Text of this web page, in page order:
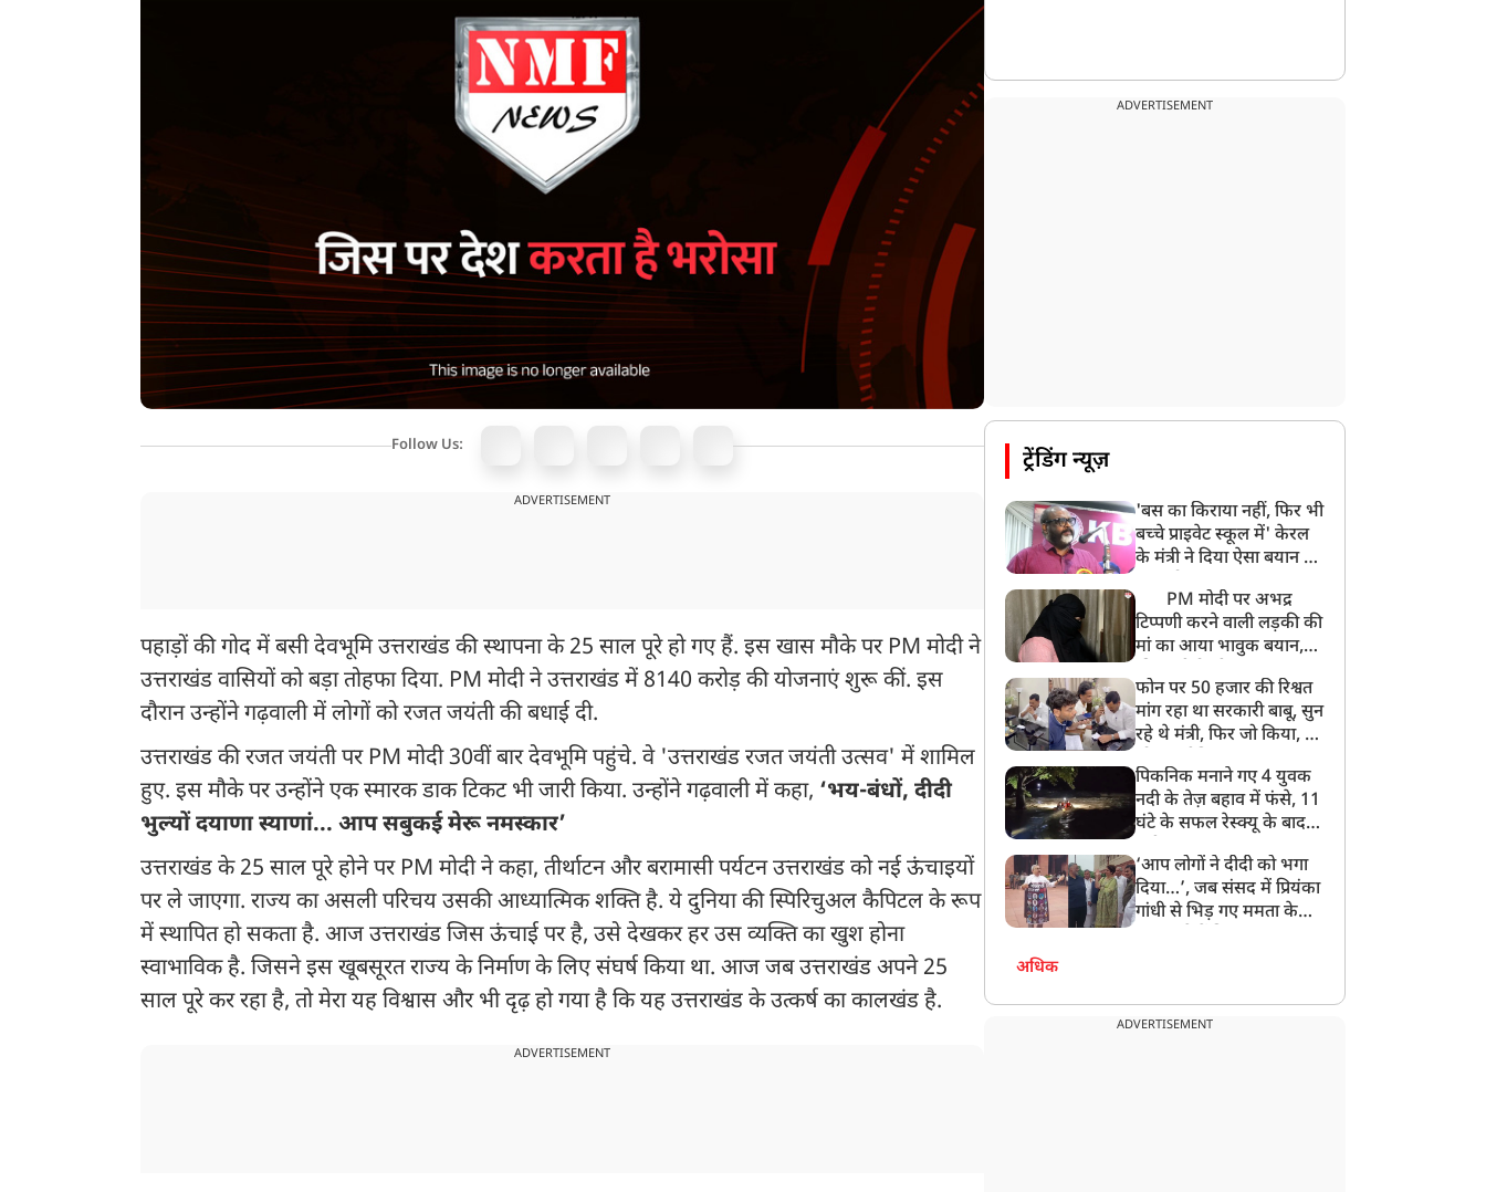
Follow Us:
ADVERTISEMENT
पहाड़ों की गोद में बसी देवभूमि उत्तराखंड की स्थापना के 25 साल पूरे हो गए हैं. इस खास मौके पर PM मोदी ने
उत्तराखंड वासियों को बड़ा तोहफा दिया. PM मोदी ने उत्तराखंड में 8140 करोड़ की योजनाएं शुरू कीं. इस
दौरान उन्होंने गढ़वाली में लोगों को रजत जयंती की बधाई दी.
उत्तराखंड की रजत जयंती पर PM मोदी 30वीं बार देवभूमि पहुंचे. वे 'उत्तराखंड रजत जयंती उत्सव' में शामिल
हुए. इस मौके पर उन्होंने एक स्मारक डाक टिकट भी जारी किया. उन्होंने गढ़वाली में कहा, ‘भय-बंधों, दीदी
भुल्यों दयाणा स्याणां... आप सबुकई मेरू नमस्कार’
उत्तराखंड के 25 साल पूरे होने पर PM मोदी ने कहा, तीर्थाटन और बरामासी पर्यटन उत्तराखंड को नई ऊंचाइयों
पर ले जाएगा. राज्य का असली परिचय उसकी आध्यात्मिक शक्ति है. ये दुनिया की स्पिरिचुअल कैपिटल के रूप
में स्थापित हो सकता है. आज उत्तराखंड जिस ऊंचाई पर है, उसे देखकर हर उस व्यक्ति का खुश होना
स्वाभाविक है. जिसने इस खूबसूरत राज्य के निर्माण के लिए संघर्ष किया था. आज जब उत्तराखंड अपने 25
साल पूरे कर रहा है, तो मेरा यह विश्वास और भी दृढ़ हो गया है कि यह उत्तराखंड के उत्कर्ष का कालखंड है.
ADVERTISEMENT
ADVERTISEMENT
ट्रेंडिंग न्यूज़
'बस का किराया नहीं, फिर भी
बच्चे प्राइवेट स्कूल में' केरल
के मंत्री ने दिया ऐसा बयान की
PM मोदी पर अभद्र
टिप्पणी करने वाली लड़की की
मां का आया भावुक बयान,
बेटी को गोद लें प्रधानमंत्री
फोन पर 50 हजार की रिश्वत
मांग रहा था सरकारी बाबू, सुन
रहे थे मंत्री, फिर जो किया, वो
पिकनिक मनाने गए 4 युवक
नदी के तेज़ बहाव में फंसे, 11
घंटे के सफल रेस्क्यू के बाद
‘आप लोगों ने दीदी को भगा
दिया…’, जब संसद में प्रियंका
गांधी से भिड़ गए ममता के
अधिक
ADVERTISEMENT